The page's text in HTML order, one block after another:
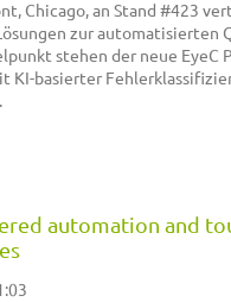
Chicago, an Stand #423
zur automatisierten
stehen der neue EyeC
KI-basierter
.
automation and